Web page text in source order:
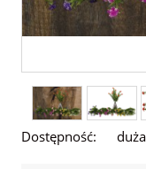
Dostępność: